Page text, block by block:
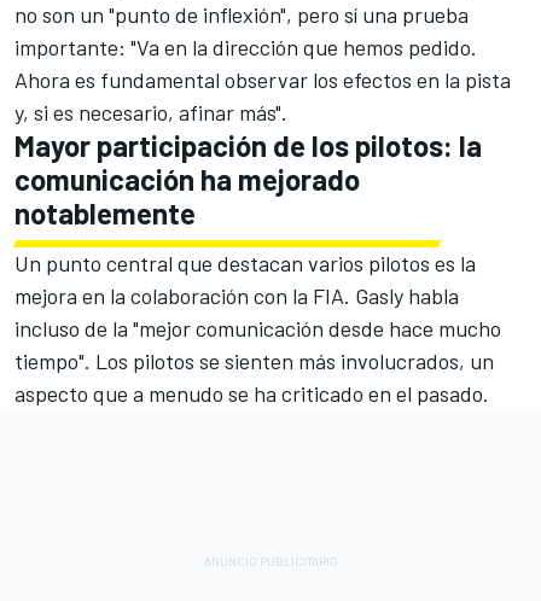
no son un "punto de inflexión", pero sí una prueba
importante: "Va en la dirección que hemos pedido.
Ahora es fundamental observar los efectos en la pista
y, si es necesario, afinar más".
Mayor participación de los pilotos: la
comunicación ha mejorado
notablemente
Un punto central que destacan varios pilotos es la
mejora en la colaboración con la FIA. Gasly habla
incluso de la "mejor comunicación desde hace mucho
tiempo". Los pilotos se sienten más involucrados, un
aspecto que a menudo se ha criticado en el pasado.